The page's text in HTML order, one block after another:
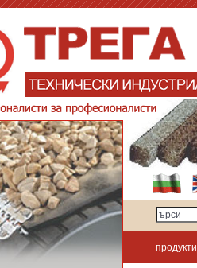
продукти